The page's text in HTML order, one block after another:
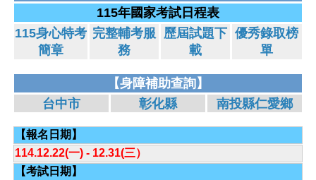
115年國家考試日程表
115身心特考
簡章
完整輔考服
務
歷屆試題下
載
優秀錄取榜
單
【身障補助查詢】
台中市
彰化縣 南投縣仁愛鄉
【報名日期】
114.12.22(一) - 12.31(三）
【考試日期】